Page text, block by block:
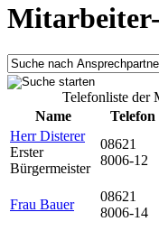
Telefonliste der
Name
Telefon
Herr Disterer
Erster
Bürgermeister
08621
8006-12
Frau Bauer
08621
8006-14